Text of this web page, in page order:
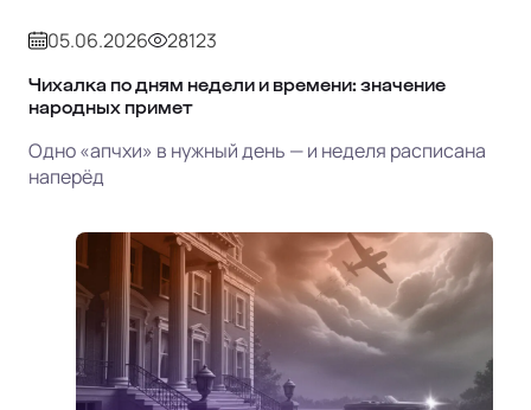
05.06.2026 28123
Чихалка по дням недели и времени: значение
народных примет
Одно «апчхи» в нужный день — и неделя расписана
наперёд